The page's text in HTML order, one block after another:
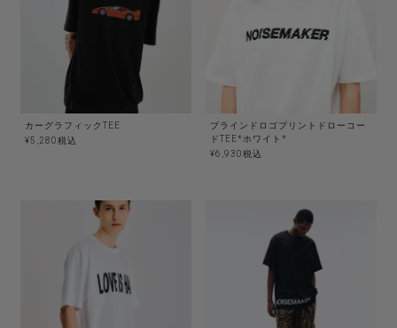
カーグラフィックTEE
¥5,280税込
ブラインドロゴプリントドローコー
ドTEE*ホワイト*
¥6,930税込